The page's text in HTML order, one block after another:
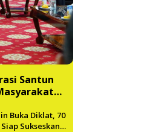
Santun
Buka Diklat, 70
Sukseskan